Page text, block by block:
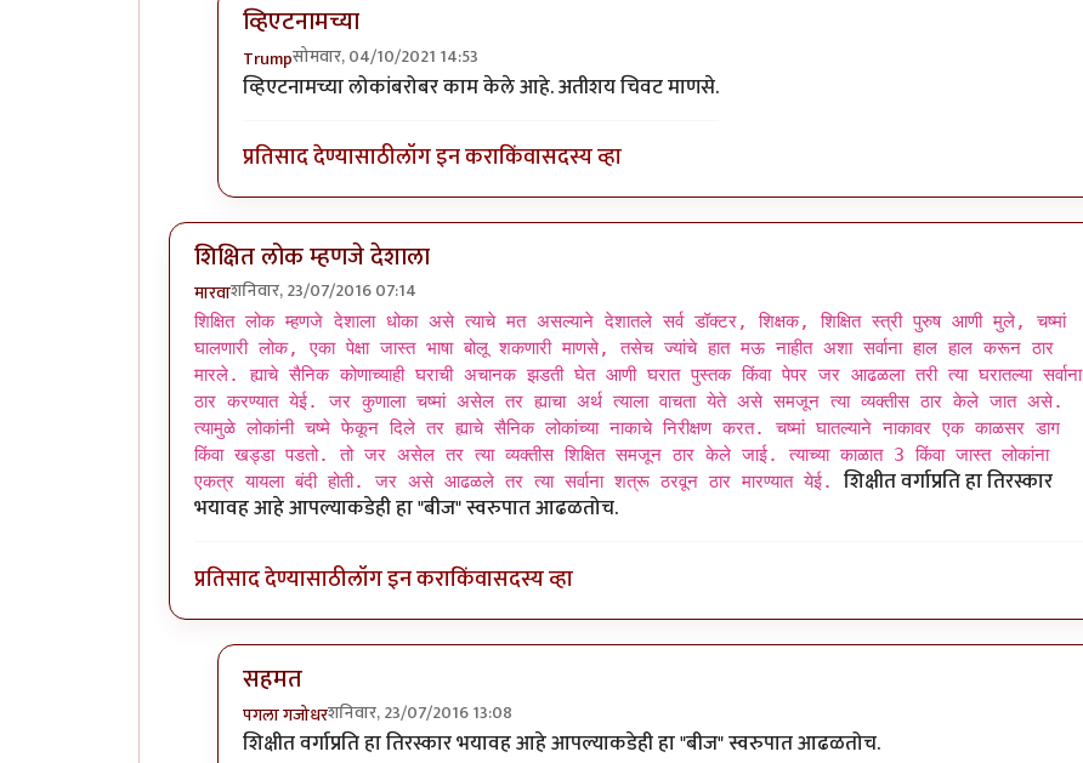
व्हिएटनामच्या
Trumpसोमवार, 04/10/2021 14:53
In reply toपॉल पॉटला त्याच्याbyएस
व्हिएटनामच्या लोकांबरोबर काम केले आहे. अतीशय चिवट माणसे.
प्रतिसाद देण्यासाठीलॉग इन कराकिंवासदस्य व्हा
शिक्षित लोक म्हणजे देशाला
मारवाशनिवार, 23/07/2016 07:14
शिक्षित लोक म्हणजे देशाला धोका असे त्याचे मत असल्याने देशातले सर्व डॉक्टर, शिक्षक, शिक्षित स्त्री पुरुष आणी मुले, चष्मां
घालणारी लोक, एका पेक्षा जास्त भाषा बोलू शकणारी माणसे, तसेच ज्यांचे हात मऊ नाहीत अशा सर्वाना हाल हाल करून ठार
मारले. ह्याचे सैनिक कोणाच्याही घराची अचानक झडती घेत आणी घरात पुस्तक किंवा पेपर जर आढळला तरी त्या घरातल्या सर्वाना
ठार करण्यात येई. जर कुणाला चष्मां असेल तर ह्याचा अर्थ त्याला वाचता येते असे समजून त्या व्यक्तीस ठार केले जात असे.
त्यामुळे लोकांनी चष्मे फेकून दिले तर ह्याचे सैनिक लोकांच्या नाकाचे निरीक्षण करत. चष्मां घातल्याने नाकावर एक काळसर डाग
किंवा खड्डा पडतो. तो जर असेल तर त्या व्यक्तीस शिक्षित समजून ठार केले जाई. त्याच्या काळात 3 किंवा जास्त लोकांना
एकत्र यायला बंदी होती. जर असे आढळले तर त्या सर्वाना शत्रू ठरवून ठार मारण्यात येई. शिक्षीत वर्गाप्रति हा तिरस्कार
भयावह आहे आपल्याकडेही हा "बीज" स्वरुपात आढळतोच.
प्रतिसाद देण्यासाठीलॉग इन कराकिंवासदस्य व्हा
सहमत
पगला गजोधरशनिवार, 23/07/2016 13:08
In reply toशिक्षित लोक म्हणजे देशालाbyमारवा
शिक्षीत वर्गाप्रति हा तिरस्कार भयावह आहे आपल्याकडेही हा "बीज" स्वरुपात आढळतोच.